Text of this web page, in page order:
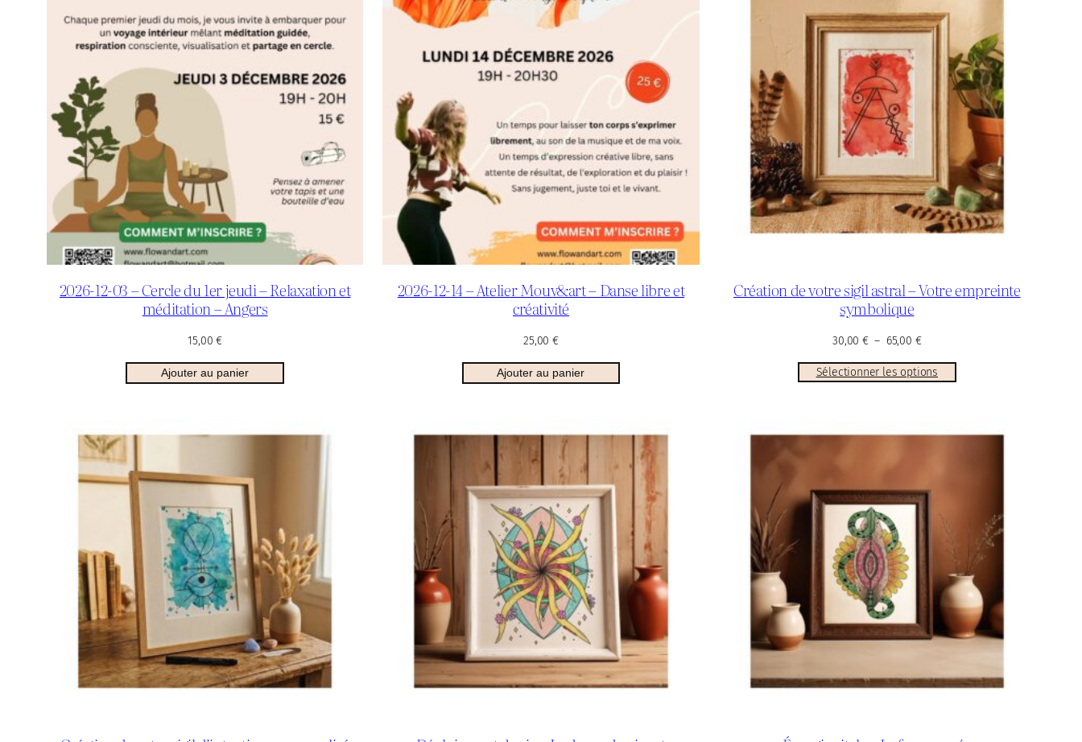
2026-12-03 – Cercle du 1er jeudi – Relaxation et
méditation – Angers
15,00€
Ajouter au panier
2026-12-14 – Atelier Mouv&art – Danse libre et
créativité
25,00€
Ajouter au panier
Création de votre sigil astral – Votre empreinte
symbolique
30,00 € – 65,00 €Plage
prix :
Sélectionner les options